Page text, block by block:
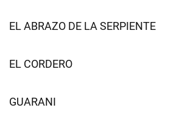
EL ABRAZO DE LA SERPIENTE
EL CORDERO
GUARANI